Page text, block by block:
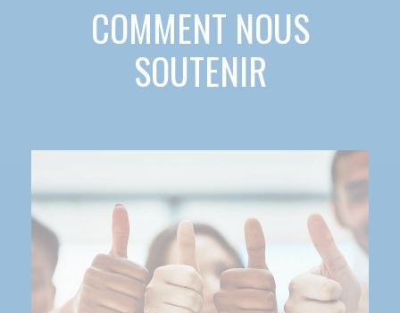
COMMENT NOUS
SOUTENIR